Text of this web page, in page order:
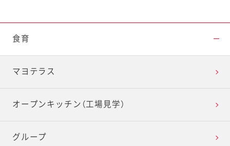
食育
マヨテラス
オープンキッチン（工場見学）
グループ